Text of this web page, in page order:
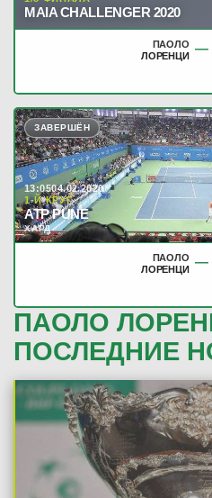
MAIA CHALLENGER 2020
ПАОЛО
ЛОРЕНЦИ —
ЗАВЕРШЁН
13:0504.02.2020
1-Й КРУГ
ATP PUNE
ХАРД
ПАОЛО
ЛОРЕНЦИ —
ПАОЛО
ПОСЛЕДНИЕ